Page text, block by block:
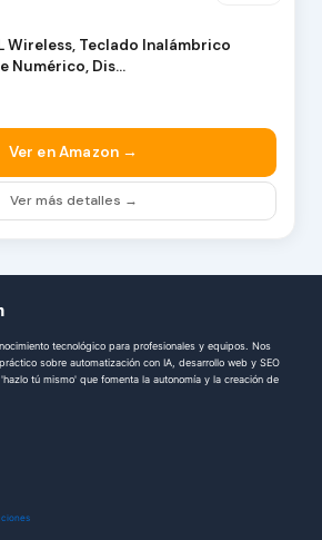
Wireless, Teclado Inalámbrico
Numérico, Dis…
Ver en Amazon →
Ver más detalles →
tecnológico para profesionales y equipos. Nos
sobre automatización con IA, desarrollo web y SEO
tú mismo' que fomenta la autonomía y la creación de